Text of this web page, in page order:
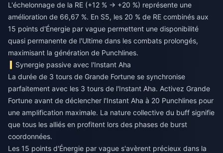
L'échelonnage de la RE (+12 % → +20 %) représente une
amélioration de 66,67 %. En S5, les 20 % de RE combinés aux
15 points d'Énergie par vague permettent une disponibilité
quasi permanente de l'Ultime dans les combats prolongés,
maximisant la génération de Punchlines.
Synergie passive avec l'Instant Aha
La durée de 3 tours de Grande Fortune se synchronise
parfaitement avec les 3 tours de l'Instant Aha. Activez Grande
Fortune avant de déclencher l'Instant Aha à 20 Punchlines pour
une amplification maximale. La nature collective du buff signifie
que tous les alliés en profitent lors des phases de burst
coordonnées.
Les 15 points d'Énergie par vague s'avèrent précieux dans la